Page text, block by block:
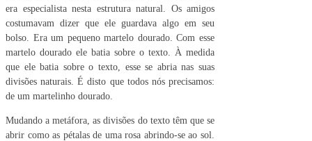
era especialista nesta estrutura natural. Os amigos
costumavam dizer que ele guardava algo em seu
bolso. Era um pequeno martelo dourado. Com esse
martelo dourado ele batia sobre o texto. À medida
que ele batia sobre o texto, esse se abria nas suas
divisões naturais. É disto que todos nós precisamos:
de um martelinho dourado.
Mudando a metáfora, as divisões do texto têm que se
abrir como as pétalas de uma rosa abrindo-se ao sol.